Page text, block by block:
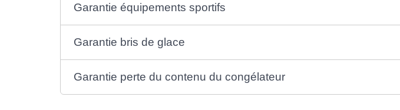
Garantie équipements sportifs
Garantie bris de glace
Garantie perte du contenu du congélateur